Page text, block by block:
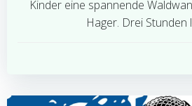
Kinder eine spannende
Hager. Drei Stunden